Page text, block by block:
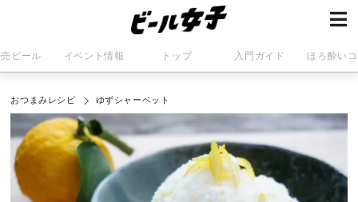
ビール イベント情報 トップ 入門ガイド ほろ酔い
おつまみレシピ ゆずシャーベット